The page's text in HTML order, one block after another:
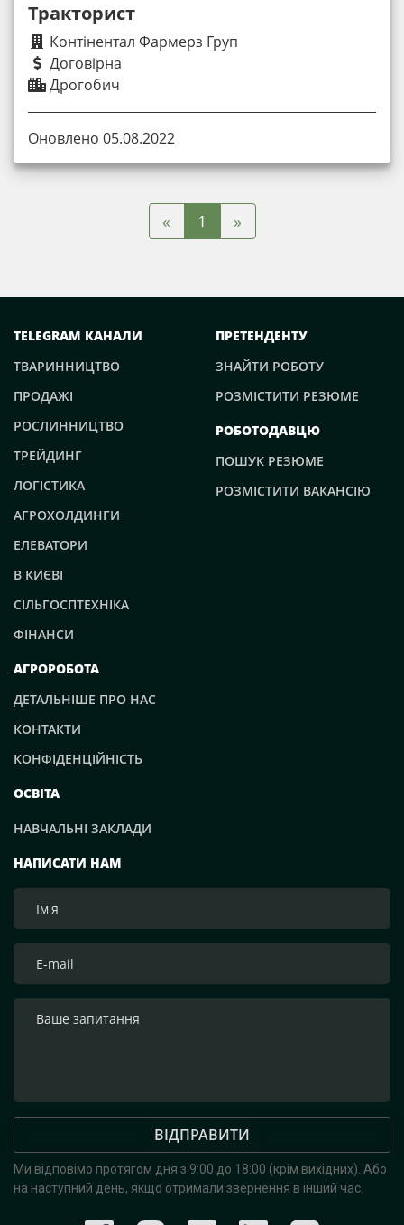
Тракторист
Контінентал Фармерз Груп
Договірна
Дрогобич
Оновлено 05.08.2022
« 1 »
НАПИСАТИ НАМ
ВІДПРАВИТИ
Ми відповімо протягом дня з 9:00 до 18:00 (крім вихідних). Або
на наступний день, якщо отримали звернення в інший час.
TELEGRAM КАНАЛИ
ТВАРИННИЦТВО
ПРОДАЖІ
РОСЛИННИЦТВО
ТРЕЙДИНГ
ЛОГІСТИКА
АГРОХОЛДИНГИ
ЕЛЕВАТОРИ
В КИЄВІ
СІЛЬГОСПТЕХНІКА
ФІНАНСИ
ПРЕТЕНДЕНТУ
ЗНАЙТИ РОБОТУ
РОЗМІСТИТИ РЕЗЮМЕ
РОБОТОДАВЦЮ
ПОШУК РЕЗЮМЕ
РОЗМІСТИТИ ВАКАНСІЮ
АГРОРОБОТА
ДЕТАЛЬНІШЕ ПРО НАС
КОНТАКТИ
КОНФІДЕНЦІЙНІСТЬ
ОСВІТА
НАВЧАЛЬНІ ЗАКЛАДИ